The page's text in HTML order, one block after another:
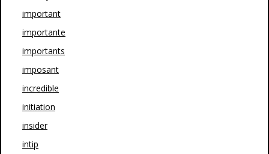
important
importante
importants
imposant
incredible
initiation
insider
intip